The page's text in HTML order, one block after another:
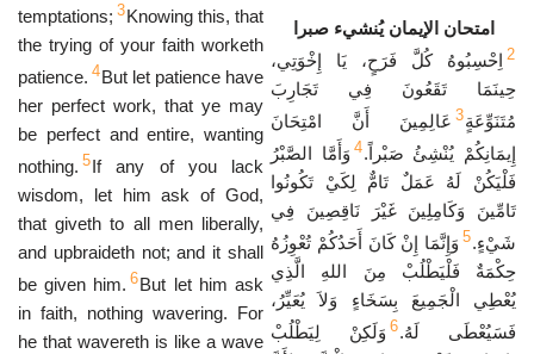
temptations; 3Knowing this, that
the trying of your faith worketh
patience. 4But let patience have
her perfect work, that ye may
be perfect and entire, wanting
nothing. 5If any of you lack
wisdom, let him ask of God,
that giveth to all men liberally,
and upbraideth not; and it shall
be given him. 6But let him ask
in faith, nothing wavering. For
he that wavereth is like a wave
امتحان الإيمان يُنشيء صبرا
2 اِحْسِبُوهُ كُلَّ فَرَحٍ، يَا إِخْوَتِي،
حِينَمَا تَقَعُونَ فِي تَجَارِبَ
مُتَنَوِّعَةٍ3 عَالِمِينَ أَنَّ امْتِحَانَ
إِيمَانِكُمْ يُنْشِئُ صَبْراً.4 وَأَمَّا الصَّبْرُ
فَلْيَكُنْ لَهُ عَمَلٌ تَامٌّ لِكَيْ تَكُونُوا
تَامِّينَ وَكَامِلِينَ غَيْرَ نَاقِصِينَ فِي
شَيْءٍ.5 وَإِنَّمَا إِنْ كَانَ أَحَدُكُمْ تُعْوِزُهُ
حِكْمَةٌ فَلْيَطْلُبْ مِنَ اللهِ الَّذِي
يُعْطِي الْجَمِيعَ بِسَخَاءٍ وَلاَ يُعَيِّرُ،
فَسَيُعْطَى لَهُ.6 وَلَكِنْ لِيَطْلُبْ